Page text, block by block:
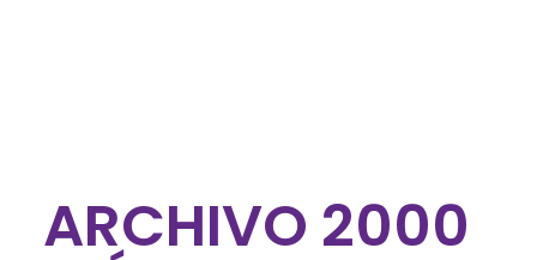
ARCHIVO 2000